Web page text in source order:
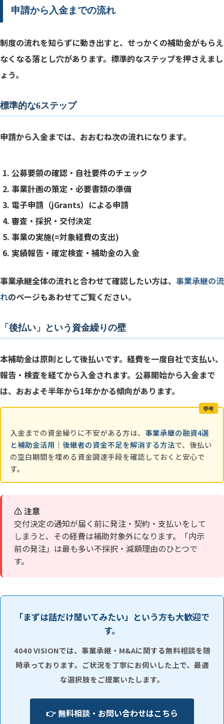
申請から入金までの流れ
制度の流れを知らずに動き出すと、せっかくの補助金がもらえ
なくなる落とし穴があります。標準的なステップを押さえまし
ょう。
標準的な6ステップ
申請から入金までは、おおむね次の流れになります。
公募要領の確認・自社要件のチェック
事業計画の策定・必要書類の準備
電子申請（jGrants）による申請
審査・採択・交付決定
事業の実施(=対象経費の支出)
実績報告・確定検査・補助金の入金
事業承継全体の流れと合わせて確認したい方は、 事業承継の流
れのページもあわせてご覧ください。
「後払い」という資金繰りの壁
本補助金は原則として後払いです。経費を一度自社で支払い、
報告・検査を経てから入金されます。公募開始から入金まで
は、おおよそ半年から1年かかる傾向があります。
参考
入金までの資金繰りに不安がある方は、 事業承継の融資4選
と補助金活用｜後継者の資金不足を解消する方法で、後払い
の空白期間を埋める資金調達手段を確認しておくと安心で
す。
⚠️ 注意
交付決定の通知が届く前に発注・契約・支払いをして
しまうと、その経費は補助対象外になります。「内示
前の発注」は最も多い不採択・減額理由のひとつで
す。
「まずは話だけ聞いてみたい」という方も大歓迎で
す。
4040 VISIONでは、事業承継・M&Aに関する無料相談を随
時承っております。ご状況を丁寧にお伺いした上で、最適
な選択肢をご提案いたします。
👉 無料相談・お問い合わせはこちら